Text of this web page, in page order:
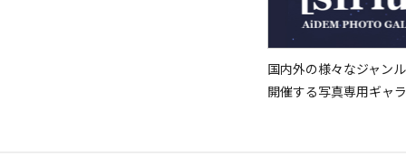
国内外の様々なジャン
開催する写真専用ギャ